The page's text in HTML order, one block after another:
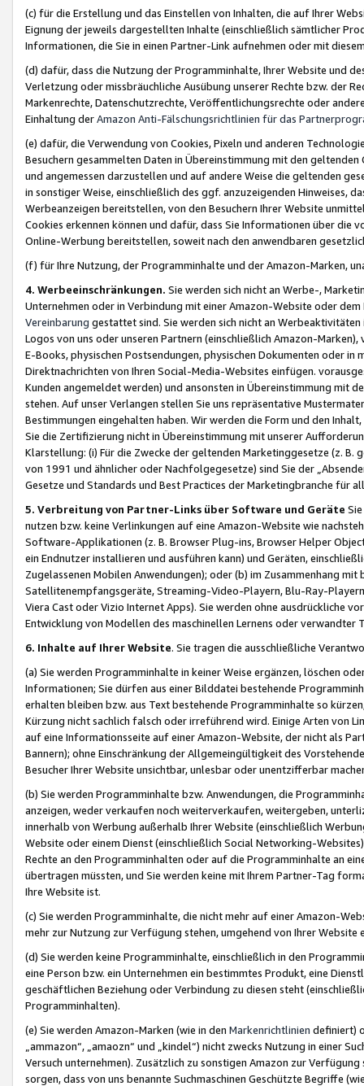
(c) für die Erstellung und das Einstellen von Inhalten, die auf Ihrer
Eignung der jeweils dargestellten Inhalte (einschließlich sämtlicher
Informationen, die Sie in einen Partner-Link aufnehmen oder mit
(d) dafür, dass die Nutzung der Programminhalte, Ihrer Website und
Verletzung oder missbräuchliche Ausübung unserer Rechte bzw. der
Markenrechte, Datenschutzrechte, Veröffentlichungsrechte oder
Einhaltung derAmazon Anti-Fälschungsrichtlinien für das
(e) dafür, die Verwendung von Cookies, Pixeln und anderen
Besuchern gesammelten Daten in Übereinstimmung mit den
und angemessen darzustellen und auf andere Weise die geltenden
in sonstiger Weise, einschließlich des ggf. anzuzeigenden Hinweises,
Werbeanzeigen bereitstellen, von den Besuchern Ihrer Website
Cookies erkennen können und dafür, dass Sie Informationen über die
Online-Werbung bereitstellen, soweit nach den anwendbaren
(f) für Ihre Nutzung, der Programminhalte und der Amazon-Marken,
4. Werbeeinschränkungen. Sie werden sich nicht an Werbe-,
Unternehmen oder in Verbindung mit einer Amazon-Website oder
Vereinbarung gestattet sind. Sie werden sich nicht an
Logos von uns oder unseren Partnern (einschließlich Amazon-
E-Books, physischen Postsendungen, physischen Dokumenten oder in
Direktnachrichten von Ihren Social-Media-Websites einfügen.
Kunden angemeldet werden) und ansonsten in Übereinstimmung mit
stehen. Auf unser Verlangen stellen Sie uns repräsentative
Bestimmungen eingehalten haben. Wir werden die Form und den
Sie die Zertifizierung nicht in Übereinstimmung mit unserer
Klarstellung: (i) Für die Zwecke der geltenden Marketinggesetze (z. B.
von 1991 und ähnlicher oder Nachfolgegesetze) sind Sie der
Gesetze und Standards und Best Practices der Marketingbranche für
5. Verbreitung von Partner-Links über Software und Geräte
nutzen bzw. keine Verlinkungen auf eine Amazon-Website wie
Software-Applikationen (z. B. Browser Plug-ins, Browser Helper
ein Endnutzer installieren und ausführen kann) und Geräten,
Zugelassenen Mobilen Anwendungen); oder (b) im Zusammenhang
Satellitenempfangsgeräte, Streaming-Video-Playern, Blu-Ray-
Viera Cast oder Vizio Internet Apps). Sie werden ohne ausdrückliche
Entwicklung von Modellen des maschinellen Lernens oder
6. Inhalte auf Ihrer Website. Sie tragen die ausschließliche
(a) Sie werden Programminhalte in keiner Weise ergänzen, löschen
Informationen; Sie dürfen aus einer Bilddatei bestehende
erhalten bleiben bzw. aus Text bestehende Programminhalte so
Kürzung nicht sachlich falsch oder irreführend wird. Einige Arten von
auf eine Informationsseite auf einer Amazon-Website, der nicht als
Bannern); ohne Einschränkung der Allgemeingültigkeit des
Besucher Ihrer Website unsichtbar, unlesbar oder unentzifferbar
(b) Sie werden Programminhalte bzw. Anwendungen, die
anzeigen, weder verkaufen noch weiterverkaufen, weitergeben,
innerhalb von Werbung außerhalb Ihrer Website (einschließlich
Website oder einem Dienst (einschließlich Social Networking-
Rechte an den Programminhalten oder auf die Programminhalte an
übertragen müssten, und Sie werden keine mit Ihrem Partner-Tag
Ihre Website ist.
(c) Sie werden Programminhalte, die nicht mehr auf einer Amazon-
mehr zur Nutzung zur Verfügung stehen, umgehend von Ihrer
(d) Sie werden keine Programminhalte, einschließlich in den
eine Person bzw. ein Unternehmen ein bestimmtes Produkt, eine
geschäftlichen Beziehung oder Verbindung zu diesen steht
Programminhalten).
(e) Sie werden Amazon-Marken (wie in den Markenrichtlinien definiert)
„ammazon“, „amaozn“ und „kindel“) nicht zwecks Nutzung in einer
Versuch unternehmen). Zusätzlich zu sonstigen Amazon zur
sorgen, dass von uns benannte Suchmaschinen Geschützte Begriffe